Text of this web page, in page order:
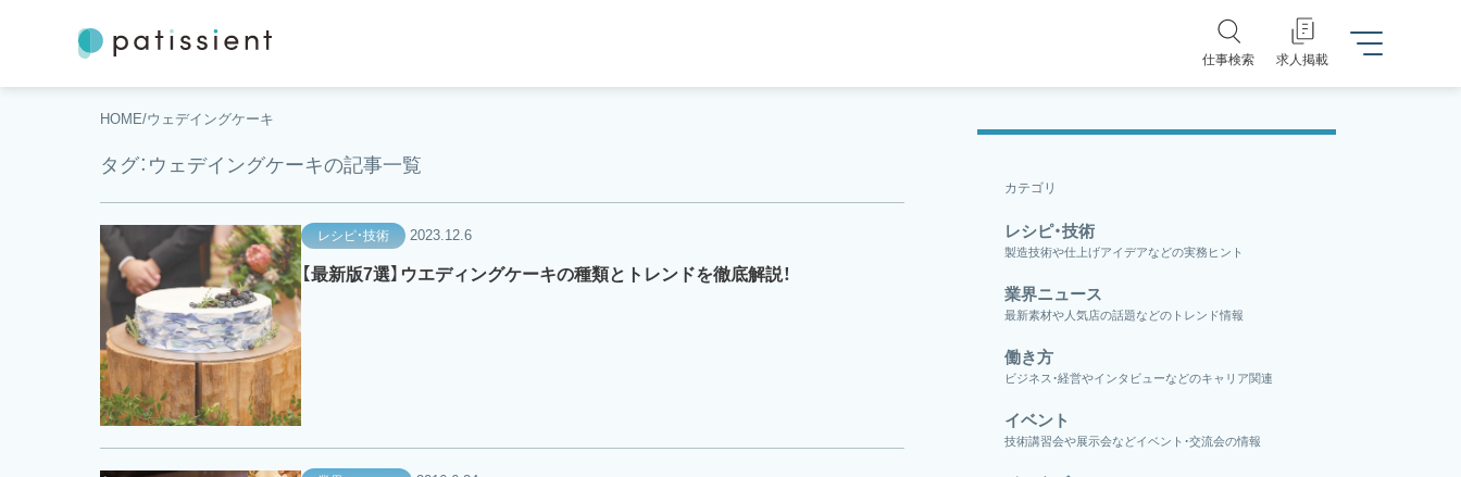
仕事検索 求人掲載
HOME ウェデイングケーキ
タグ：ウェデイングケーキの記事一覧
レシピ・技術 2023.12.6
【最新版7選】ウエディングケーキの種類とトレンドを徹底解説！
カテゴリ
レシピ・技術
製造技術や仕上げアイデアなどの実務ヒント
業界ニュース
最新素材や人気店の話題などのトレンド情報
働き方
ビジネス・経営やインタビューなどのキャリア関連
イベント
技術講習会や展示会などイベント・交流会の情報